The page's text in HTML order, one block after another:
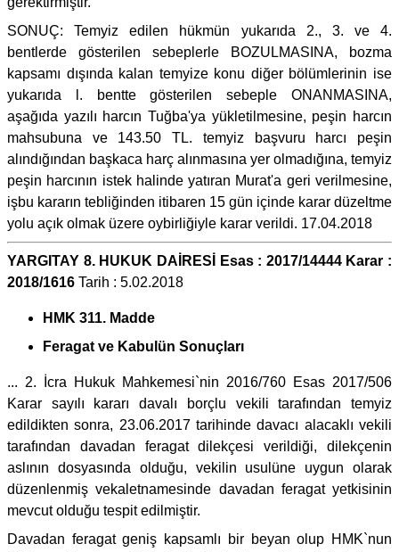
SONUÇ: Temyiz edilen hükmün yukarıda 2., 3. ve 4.
bentlerde gösterilen sebeplerle BOZULMASINA, bozma
kapsamı dışında kalan temyize konu diğer bölümlerinin ise
yukarıda l. bentte gösterilen sebeple ONANMASINA,
aşağıda yazılı harcın Tuğba'ya yükletilmesine, peşin harcın
mahsubuna ve 143.50 TL. temyiz başvuru harcı peşin
alındığından başkaca harç alınmasına yer olmadığına, temyiz
peşin harcının istek halinde yatıran Murat'a geri verilmesine,
işbu kararın tebliğinden itibaren 15 gün içinde karar düzeltme
yolu açık olmak üzere oybirliğiyle karar verildi. 17.04.2018
YARGITAY 8. HUKUK DAİRESİ Esas : 2017/14444 Karar :
2018/1616 Tarih : 5.02.2018
HMK 311. Madde
Feragat ve Kabulün Sonuçları
... 2. İcra Hukuk Mahkemesi`nin 2016/760 Esas 2017/506
Karar sayılı kararı davalı borçlu vekili tarafından temyiz
edildikten sonra, 23.06.2017 tarihinde davacı alacaklı vekili
tarafından davadan feragat dilekçesi verildiği, dilekçenin
aslının dosyasında olduğu, vekilin usulüne uygun olarak
düzenlenmiş vekaletnamesinde davadan feragat yetkisinin
mevcut olduğu tespit edilmiştir.
Davadan feragat geniş kapsamlı bir beyan olup HMK`nun